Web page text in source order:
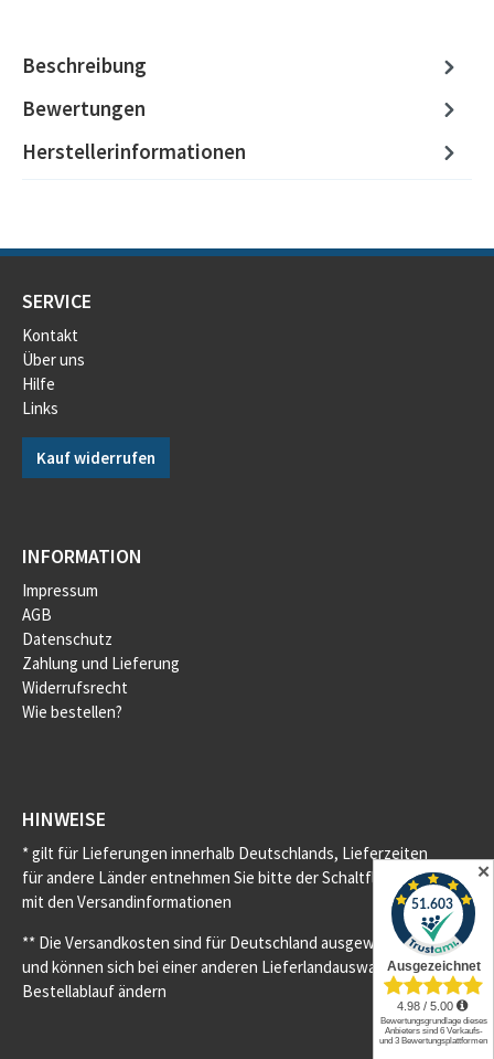
Beschreibung
Bewertungen
Herstellerinformationen
SERVICE
Kontakt
Über uns
Hilfe
Links
Kauf widerrufen
INFORMATION
Impressum
AGB
Datenschutz
Zahlung und Lieferung
Widerrufsrecht
Wie bestellen?
HINWEISE
* gilt für Lieferungen innerhalb Deutschlands, Lieferzeiten
für andere Länder entnehmen Sie bitte der Schaltfläche
mit den Versandinformationen
** Die Versandkosten sind für Deutschland ausgewiesen
und können sich bei einer anderen Lieferlandauswahl im
Bestellablauf ändern
✕